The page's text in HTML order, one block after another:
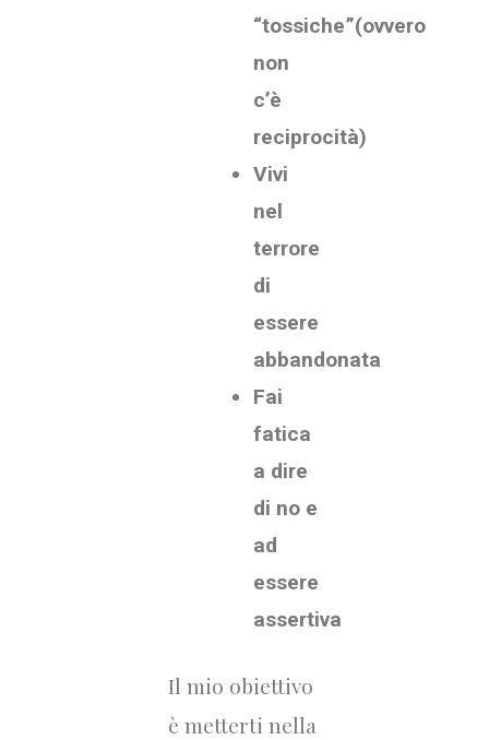
“tossiche”(ovvero
non
c’è
reciprocità)
Vivi
nel
terrore
di
essere
abbandonata
Fai
fatica
a dire
di no e
ad
essere
assertiva
Il mio obiettivo
è metterti nella